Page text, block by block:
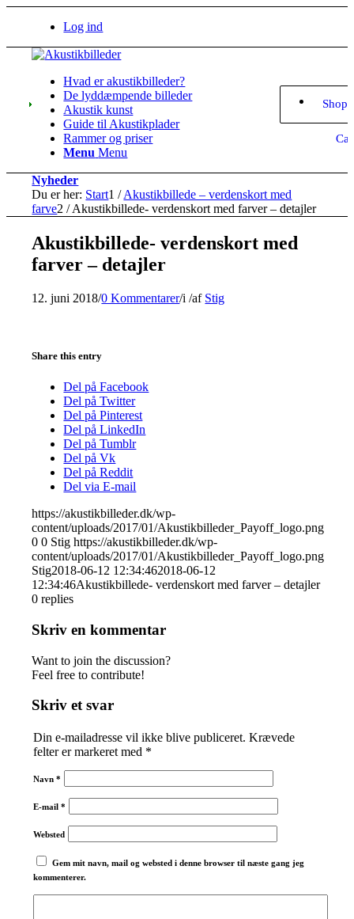
Log ind
Hvad er akustikbilleder?
De lyddæmpende billeder
Akustik kunst
Guide til Akustikplader
Rammer og priser
Menu Menu
Nyheder
Du er her: Start1 / Akustikbillede – verdenskort med
farve2 / Akustikbillede- verdenskort med farver – detajler
Akustikbillede- verdenskort med
farver – detajler
12. juni 2018/0 Kommentarer/i/af Stig
Share this entry
Del på Facebook
Del på Twitter
Del på Pinterest
Del på LinkedIn
Del på Tumblr
Del på Vk
Del på Reddit
Del via E-mail
https://akustikbilleder.dk/wp-
content/uploads/2017/01/Akustikbilleder_Payoff_logo.png
0 0 Stig https://akustikbilleder.dk/wp-
content/uploads/2017/01/Akustikbilleder_Payoff_logo.png
Stig2018-06-12 12:34:462018-06-12
12:34:46Akustikbillede- verdenskort med farver – detajler
0 replies
Skriv en kommentar
Want to join the discussion?
Feel free to contribute!
Skriv et svar
Din e-mailadresse vil ikke blive publiceret. Krævede
felter er markeret med *
Navn*
E-mail*
Websted
Gem mit navn, mail og websted i denne browser til næste gang jeg
kommenterer.